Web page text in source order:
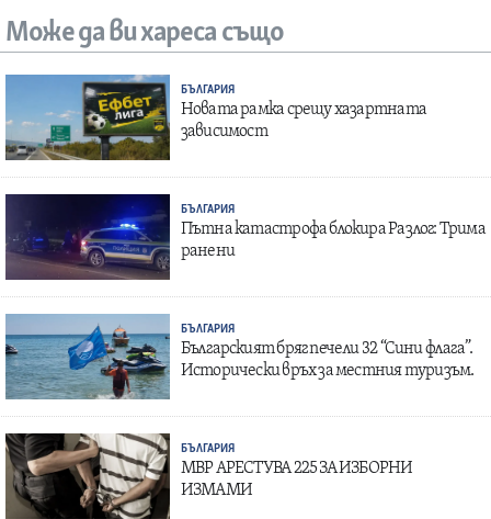
Може да ви хареса също
БЪЛГАРИЯ
Новата рамка срещу хазартната
зависимост
БЪЛГАРИЯ
Пътна катастрофа блокира Разлог: Трима
ранени
БЪЛГАРИЯ
Българският бряг печели 32 “Сини флага”.
Исторически връх за местния туризъм.
БЪЛГАРИЯ
МВР АРЕСТУВА 225 ЗА ИЗБОРНИ
ИЗМАМИ